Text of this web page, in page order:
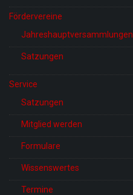
Fördervereine
Jahreshauptversammlungen
Satzungen
Service
Satzungen
Mitglied werden
Formulare
Wissenswertes
Termine